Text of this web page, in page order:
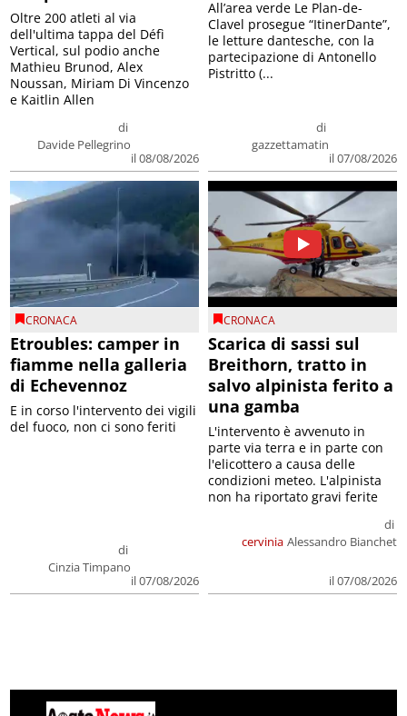
di
Davide Pellegrino
il 08/08/2026
Oltre 200 atleti al via
dell'ultima tappa del Défì
Vertical, sul podio anche
Mathieu Brunod, Alex
Noussan, Miriam Di Vincenzo
e Kaitlin Allen
di
gazzettamatin
il 07/08/2026
All’area verde Le Plan-de-
Clavel prosegue “ItinerDante”,
le letture dantesche, con la
partecipazione di Antonello
Pistritto (...
CRONACA
Etroubles: camper in
fiamme nella galleria
di Echevennoz
di
Cinzia Timpano
il 07/08/2026
E in corso l'intervento dei vigili
del fuoco, non ci sono feriti
CRONACA
Scarica di sassi sul
Breithorn, tratto in
salvo alpinista ferito a
una gamba
cervinia
di
Alessandro Bianchet
il 07/08/2026
L'intervento è avvenuto in
parte via terra e in parte con
l'elicottero a causa delle
condizioni meteo. L'alpinista
non ha riportato gravi ferite